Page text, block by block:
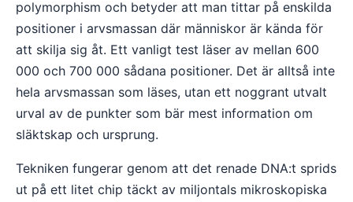
polymorphism och betyder att man tittar på enskilda
positioner i arvsmassan där människor är kända för
att skilja sig åt. Ett vanligt test läser av mellan 600
000 och 700 000 sådana positioner. Det är alltså inte
hela arvsmassan som läses, utan ett noggrant utvalt
urval av de punkter som bär mest information om
släktskap och ursprung.
Tekniken fungerar genom att det renade DNA:t sprids
ut på ett litet chip täckt av miljontals mikroskopiska